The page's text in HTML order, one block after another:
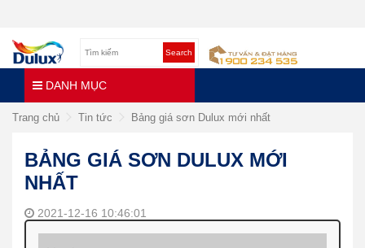
Search
DANH MỤC
Trang chủ Tin tức Bảng giá sơn Dulux mới nhất
BẢNG GIÁ SƠN DULUX MỚI
NHẤT
2021-12-16 10:46:01